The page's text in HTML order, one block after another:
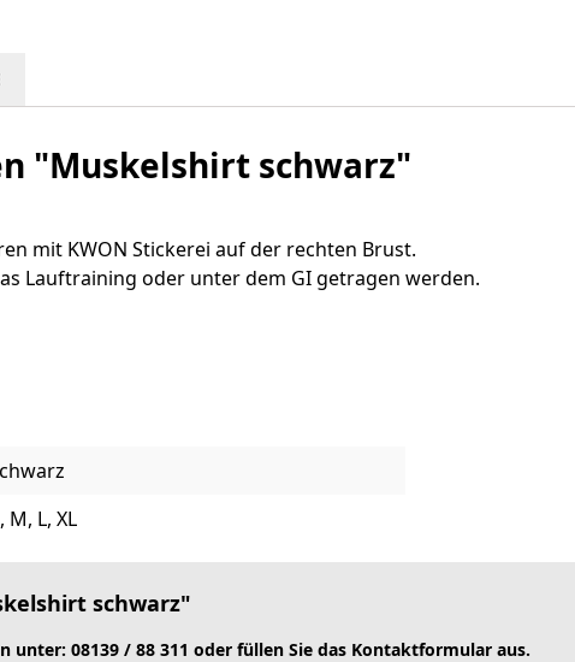
"Muskelshirt schwarz"
mit KWON Stickerei auf der rechten Brust.
Lauftraining oder unter dem GI getragen werden.
M, L, XL
schwarz"
unter: 08139 / 88 311 oder füllen Sie das Kontaktformular aus.